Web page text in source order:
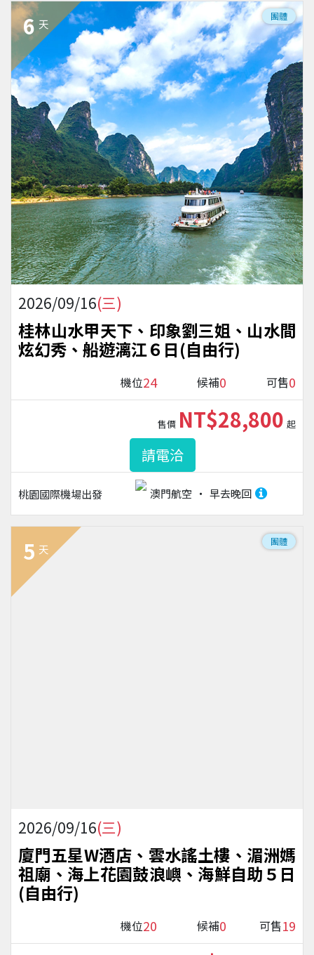
6 天
團體
2026/09/16(三)
桂林山水甲天下、印象劉三姐、山水間
炫幻秀、船遊漓江６日(自由行)
機位24 候補0 可售0
桃園國際機場出發 澳門航空 早去晚回
售價 NT$28,800 起
請電洽
5 天
團體
2026/09/16(三)
廈門五星W酒店、雲水謠土樓、湄洲媽
祖廟、海上花園鼓浪嶼、海鮮自助５日
(自由行)
機位20 候補0 可售19